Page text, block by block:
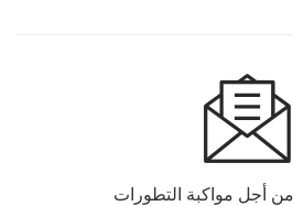
أجل مواكبة التطورات